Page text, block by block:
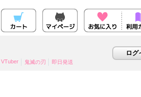
VTuber 鬼滅の刃 即日発送